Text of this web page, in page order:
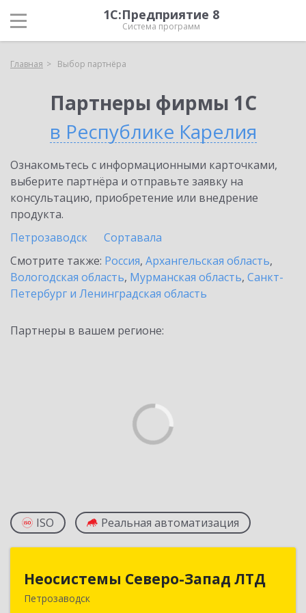
1С:Предприятие 8
Система программ
Главная Выбор партнёра
Партнеры фирмы 1С
в Республике Карелия
Ознакомьтесь с информационными карточками,
выберите партнёра и отправьте заявку на
консультацию, приобретение или внедрение
продукта.
Петрозаводск
Сортавала
Смотрите также: Россия, Архангельская область,
Вологодская область, Мурманская область, Санкт-
Петербург и Ленинградская область
Партнеры в вашем регионе:
ISO Реальная автоматизация
Неосистемы Северо-Запад ЛТД
Петрозаводск185001, Карелия Респ, Петрозаводск г,